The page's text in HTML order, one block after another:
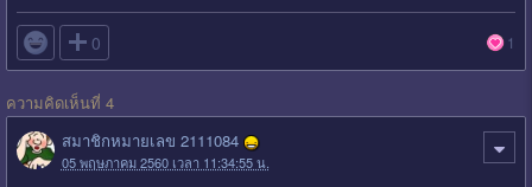
 0 1
ความคิดเห็นที่ 4
สมาชิกหมายเลข 2111084
05 พฤษภาคม 2560 เวลา 11:34:55 น.